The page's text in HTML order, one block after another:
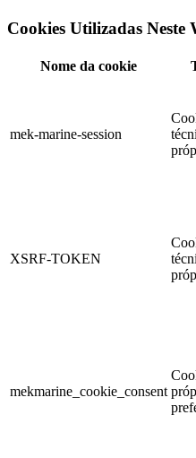
Cookies Utilizadas Neste
Nome da cookie
mek-marine-session
XSRF-TOKEN
mekmarine_cookie_consent